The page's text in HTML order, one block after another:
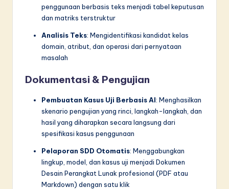
penggunaan berbasis teks menjadi tabel keputusan
dan matriks terstruktur
Analisis Teks: Mengidentifikasi kandidat kelas
domain, atribut, dan operasi dari pernyataan
masalah
Dokumentasi & Pengujian
Pembuatan Kasus Uji Berbasis AI: Menghasilkan
skenario pengujian yang rinci, langkah-langkah, dan
hasil yang diharapkan secara langsung dari
spesifikasi kasus penggunaan
Pelaporan SDD Otomatis: Menggabungkan
lingkup, model, dan kasus uji menjadi Dokumen
Desain Perangkat Lunak profesional (PDF atau
Markdown) dengan satu klik